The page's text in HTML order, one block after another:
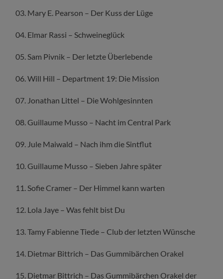
03. Mary E. Pearson – Der Kuss der Lüge
04. Elmar Rassi – Schweineglück
05. Sam Pivnik – Der letzte Überlebende
06. Will Hill – Department 19: Die Mission
07. Jonathan Littel – Die Wohlgesinnten
08. Guillaume Musso – Nacht im Central Park
09. Jule Maiwald – Nach ihm die Sintflut
10. Guillaume Musso – Sieben Jahre später
11. Sofie Cramer – Der Himmel kann warten
12. Lola Jaye – Was fehlt bist Du
13. Tamy Fabienne Tiede – Club der letzten Wünsche
14. Dietmar Bittrich – Das Gummibärchen Orakel
15. Dietmar Bittrich – Das Gummibärchen Orakel der